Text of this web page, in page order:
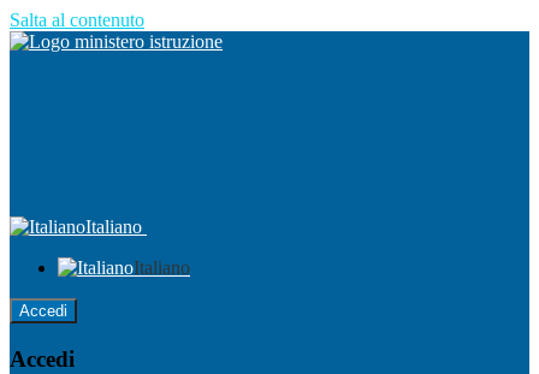
Salta al contenuto
Italiano
Italiano
Accedi
Accedi